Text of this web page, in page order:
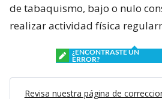
de tabaquismo, bajo o nulo
realizar actividad física
¿ENCONTRASTE UN
ERROR?
Revisa nuestra página de